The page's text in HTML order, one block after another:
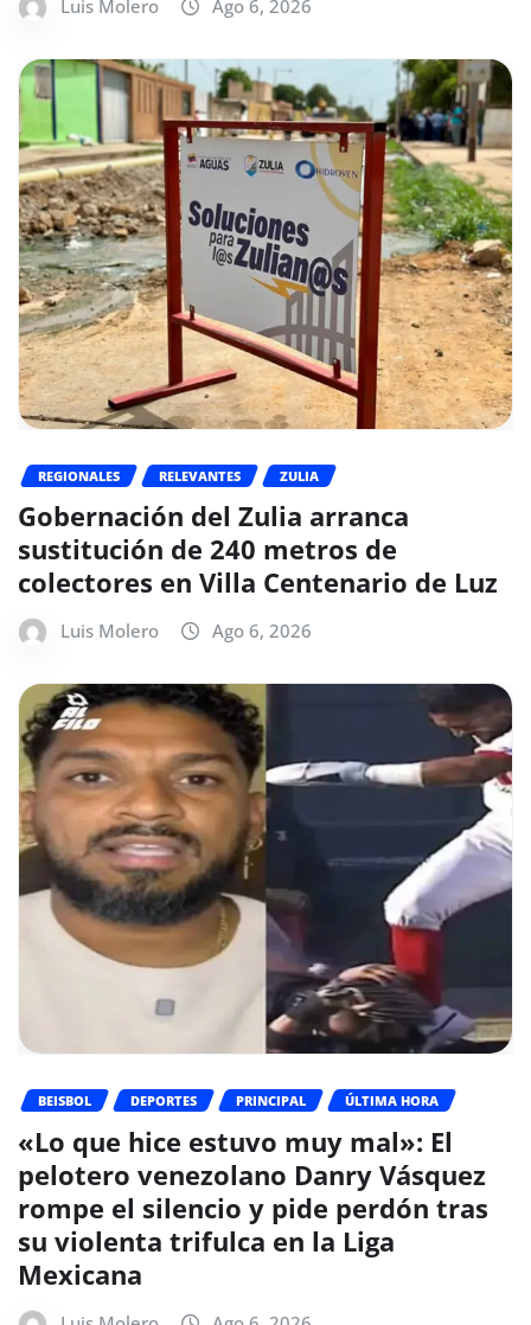
Luis Molero Ago 6, 2026
REGIONALES RELEVANTES ZULIA
Gobernación del Zulia arranca
sustitución de 240 metros de
colectores en Villa Centenario de Luz
Luis Molero Ago 6, 2026
BEISBOL DEPORTES PRINCIPAL ÚLTIMA HORA
«Lo que hice estuvo muy mal»: El
pelotero venezolano Danry Vásquez
rompe el silencio y pide perdón tras
su violenta trifulca en la Liga
Mexicana